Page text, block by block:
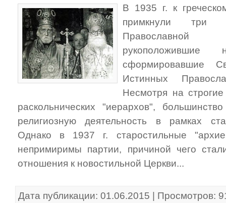
В 1935 г. к
примкнули три
Православной
сформировавшие
Истинных
Несмотря на
раскольнических "иерархов",
религиозную деятельность в рамках
Однако в 1937 г. старостильные
непримиримы партии, причиной чего
отношения к новостильной Церкви...
Дата публикации: 01.06.2015 | Просмотров: